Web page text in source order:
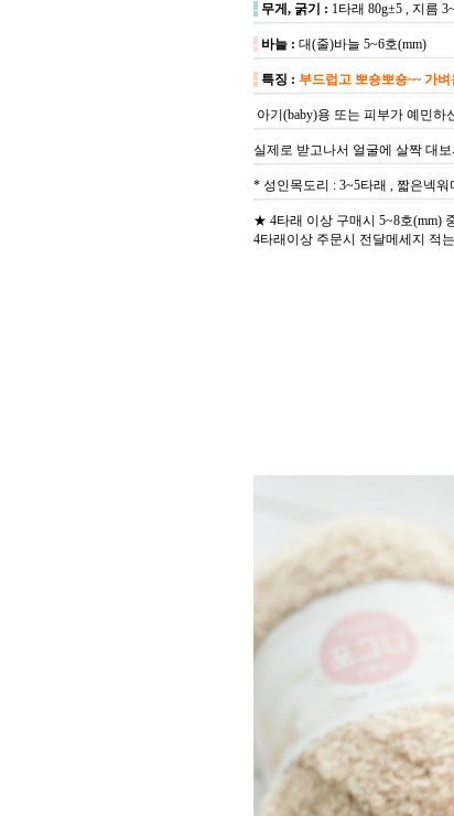
- 무게, 굵기 : 1타래 80g±5 , 지름
- 바늘 : 대(줄)바늘 5~6호(mm)
- 특징 : 부드럽고 뽀숑뽀숑~~ 가
아기(baby)용 또는 피부가 예민
실제로 받고나서 얼굴에 살짝 대
* 성인목도리 : 3~5타래 , 짧은넥
★ 4타래 이상 구매시 5~8호(mm)
4타래이상 주문시 전달메세지 적